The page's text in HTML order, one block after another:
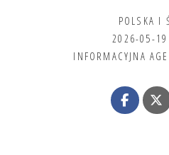
POLSKA I
2026-05-
INFORMACYJNA